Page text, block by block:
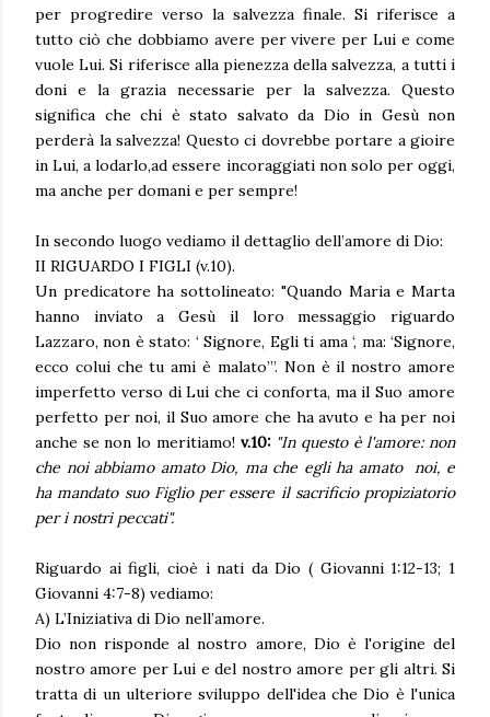
per progredire verso la salvezza finale. Si riferisce a
tutto ciò che dobbiamo avere per vivere per Lui e come
vuole Lui. Si riferisce alla pienezza della salvezza, a tutti i
doni e la grazia necessarie per la salvezza. Questo
significa che chi è stato salvato da Dio in Gesù non
perderà la salvezza! Questo ci dovrebbe portare a gioire
in Lui, a lodarlo,ad essere incoraggiati non solo per oggi,
ma anche per domani e per sempre!
In secondo luogo vediamo il dettaglio dell’amore di Dio:
II RIGUARDO I FIGLI (v.10).
Un predicatore ha sottolineato: "Quando Maria e Marta
hanno inviato a Gesù il loro messaggio riguardo
Lazzaro, non è stato: ‘ Signore, Egli ti ama ‘, ma: ‘Signore,
ecco colui che tu ami è malato’”. Non è il nostro amore
imperfetto verso di Lui che ci conforta, ma il Suo amore
perfetto per noi, il Suo amore che ha avuto e ha per noi
anche se non lo meritiamo! v.10: "In questo è l'amore: non
che noi abbiamo amato Dio, ma che egli ha amato noi, e
ha mandato suo Figlio per essere il sacrificio propiziatorio
per i nostri peccati".
Riguardo ai figli, cioè i nati da Dio ( Giovanni 1:12-13; 1
Giovanni 4:7-8) vediamo:
A) L’Iniziativa di Dio nell’amore.
Dio non risponde al nostro amore, Dio è l'origine del
nostro amore per Lui e del nostro amore per gli altri. Si
tratta di un ulteriore sviluppo dell'idea che Dio è l'unica